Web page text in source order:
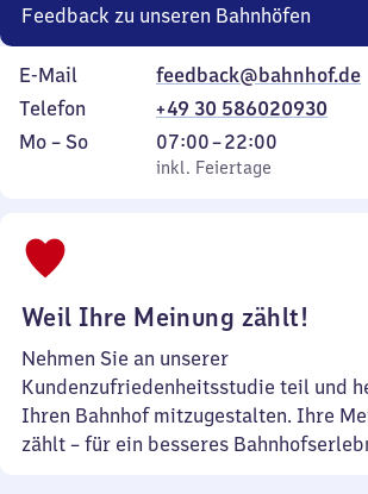
Feedback zu unseren Bahnhöfen
E-Mail
feedback@bahnhof.de
Telefon
+49 30 586020930
Montag
Mo – So,
inkl. Feiertage
07:00–22:00
Von
7
inkl. Feiertage
Weil Ihre Meinung zählt!
Nehmen Sie an unserer
Kundenzufriedenheitsstudie teil und
Ihren Bahnhof mitzugestalten. Ihre
zählt – für ein besseres